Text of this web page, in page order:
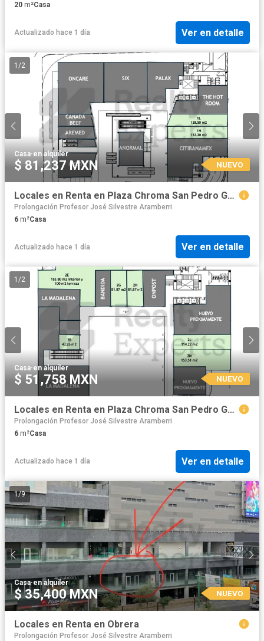
20 m²Casa
Actualizado hace 1 día Ver en detalle
1 /2
Casa·en alquiler
$ 81,237 MXN NUEVO
Locales en Renta en Plaza Chroma San Pedro Garza García
Prolongación Profesor José Silvestre Aramberri
6 m²Casa
Actualizado hace 1 día Ver en detalle
1 /2
Casa·en alquiler
$ 51,758 MXN NUEVO
Locales en Renta en Plaza Chroma San Pedro Garza García
Prolongación Profesor José Silvestre Aramberri
6 m²Casa
Actualizado hace 1 día Ver en detalle
1/9
Casa·en alquiler
$ 35,400 MXN NUEVO
Locales en Renta en Obrera
Prolongación Profesor José Silvestre Aramberri